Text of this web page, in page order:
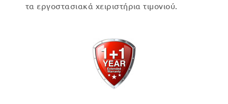
τα εργοστασιακά χειριστήρια τιμονιού.